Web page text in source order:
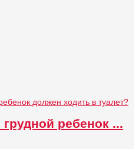
ребенок ...